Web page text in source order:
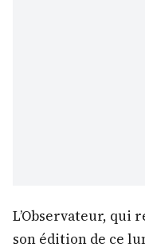
L’Observateur, qui
son édition de ce